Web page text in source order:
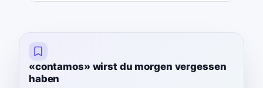
«contamos» wirst du morgen vergessen
haben